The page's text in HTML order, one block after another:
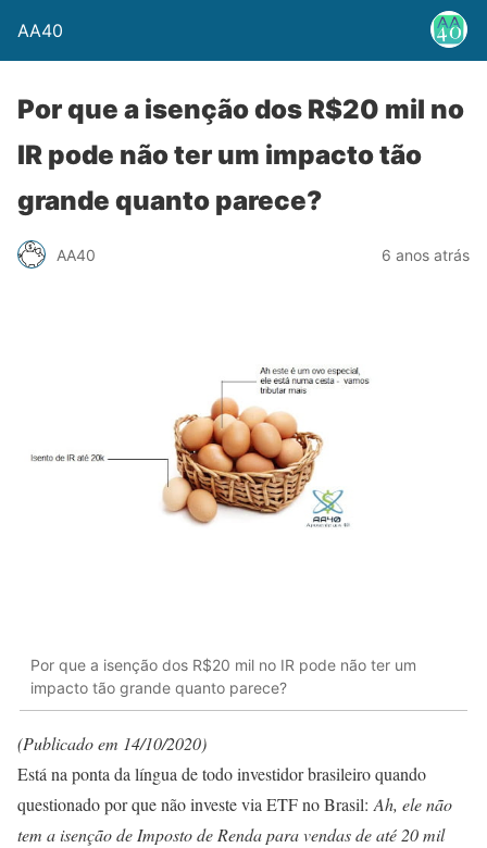
AA40
Por que a isenção dos R$20 mil no
IR pode não ter um impacto tão
grande quanto parece?
AA40 6 anos atrás
Por que a isenção dos R$20 mil no IR pode não ter um
impacto tão grande quanto parece?
(Publicado em 14/10/2020)
Está na ponta da língua de todo investidor brasileiro quando
questionado por que não investe via ETF no Brasil:Ah, ele não
tem a isenção de Imposto de Renda para vendas de até 20 mil